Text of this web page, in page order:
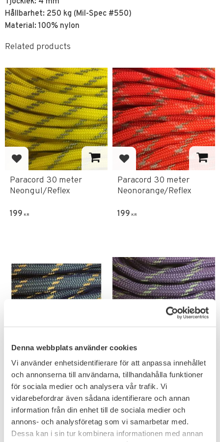
Denna webbplats använder cookies
Vi använder enhetsidentifierare för att anpassa innehållet
och annonserna till användarna, tillhandahålla funktioner
för sociala medier och analysera vår trafik. Vi
vidarebefordrar även sådana identifierare och annan
information från din enhet till de sociala medier och
annons- och analysföretag som vi samarbetar med.
Dessa kan i sin tur kombinera informationen med annan
Hållbarhet: 250 kg (Mil-Spec #550)
Material: 100% nylon
Related products
Add to favorites
Paracord 30 meter
Neongul/Reflex
199 KR
Add to favorites
Paracord 30 meter
Neonorange/Reflex
199 KR
Add to favorites
Paracord 30 meter
Royal Blue/Reflex
199
Add to favorites
Paracord 30 meter
Lila/Reflex
199